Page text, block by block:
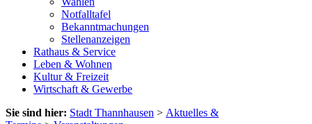
Notfalltafel
Bekanntmachungen
Stellenanzeigen
Rathaus & Service
Leben & Wohnen
Kultur & Freizeit
Wirtschaft & Gewerbe
Sie sind hier: Stadt Thannhausen > Aktuelles &